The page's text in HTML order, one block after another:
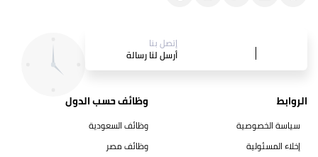
إتصل بنا
أرسل لنا رسالة
الروابط
سياسة الخصوصية
إخلاء المسئولية
وظائف حسب الدول
وظائف السعودية
وظائف مصر